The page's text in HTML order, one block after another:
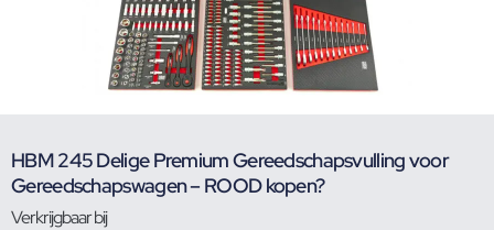
HBM 245 Delige Premium Gereedschapsvulling voor
Gereedschapswagen – ROOD kopen?
Verkrijgbaar bij